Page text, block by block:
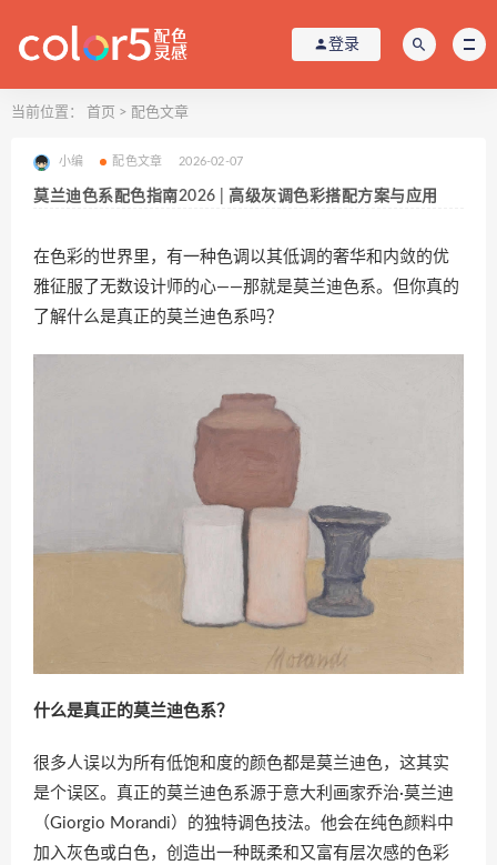
登录
当前位置： 首页 > 配色文章
小编 配色文章 2026-02-07
莫兰迪色系配色指南2026 | 高级灰调色彩搭配方案与应用
在色彩的世界里，有一种色调以其低调的奢华和内敛的优
雅征服了无数设计师的心——那就是莫兰迪色系。但你真的
了解什么是真正的莫兰迪色系吗？
什么是真正的莫兰迪色系？
很多人误以为所有低饱和度的颜色都是莫兰迪色，这其实
是个误区。真正的莫兰迪色系源于意大利画家乔治·莫兰迪
（Giorgio Morandi）的独特调色技法。他会在纯色颜料中
加入灰色或白色，创造出一种既柔和又富有层次感的色彩